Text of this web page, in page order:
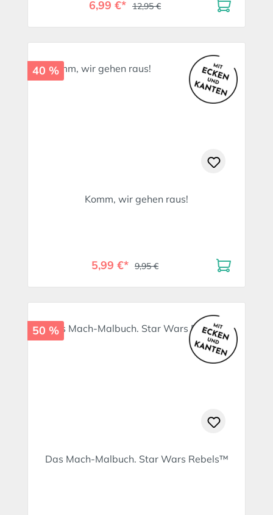
6,99 €* 12,95 €
40 %
Komm, wir gehen raus!
5,99 €* 9,95 €
50 %
Das Mach-Malbuch. Star Wars Rebels™